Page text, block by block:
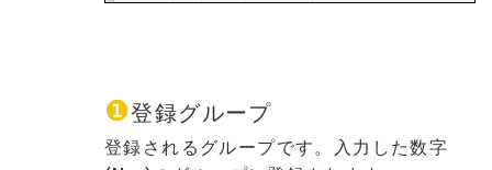
❶登録グループ
登録されるグループです。入力した数字